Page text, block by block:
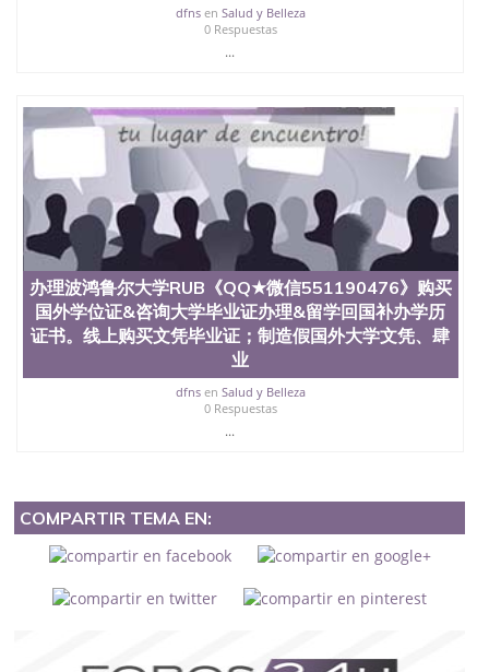
dfnsen Salud y Belleza
0 Respuestas
...
办理波鸿鲁尔大学RUB《QQ★微信551190476》购买
国外学位证&咨询大学毕业证办理&留学回国补办学历
证书。线上购买文凭毕业证；制造假国外大学文凭、肆
业
dfnsen Salud y Belleza
0 Respuestas
...
COMPARTIR TEMA EN: